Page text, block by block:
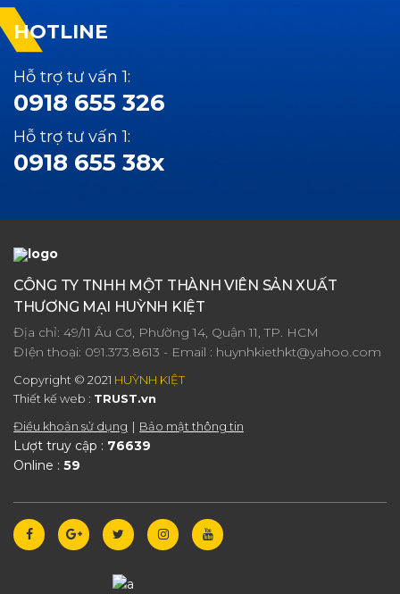
HOTLINE
Hỗ trợ tư vấn 1:
0918 655 326
Hỗ trợ tư vấn 1:
0918 655 38x
CÔNG TY TNHH MỘT THÀNH VIÊN SẢN XUẤT
THƯƠNG MẠI HUỲNH KIỆT
Địa chỉ: 49/11 Âu Cơ, Phường 14, Quận 11, TP. HCM
ĐIện thoại: 091.373.8613 - Email : huynhkiethkt@yahoo.com
Copyright © 2021 HUỲNH KIỆT
Thiết kế web : TRUST.vn
Điều khoản sử dụng
Bảo mật thông tin
Lượt truy cập : 76639
Online : 59